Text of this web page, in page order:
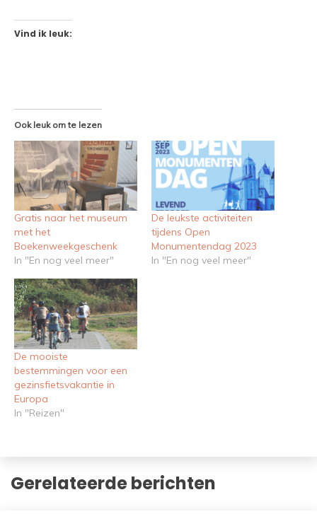
Vind ik leuk:
Ook leuk om te lezen
Gratis naar het museum
met het
Boekenweekgeschenk
In "En nog veel meer"
De leukste activiteiten
tijdens Open
Monumentendag 2023
In "En nog veel meer"
De mooiste
bestemmingen voor een
gezinsfietsvakantie in
Europa
In "Reizen"
Gerelateerde berichten